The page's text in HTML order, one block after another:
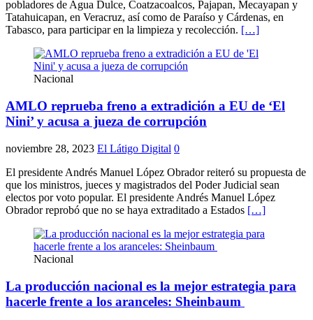
pobladores de Agua Dulce, Coatzacoalcos, Pajapan, Mecayapan y
Tatahuicapan, en Veracruz, así como de Paraíso y Cárdenas, en
Tabasco, para participar en la limpieza y recolección. […]
Nacional
AMLO reprueba freno a extradición a EU de ‘El
Nini’ y acusa a jueza de corrupción
noviembre 28, 2023 El Látigo Digital 0
El presidente Andrés Manuel López Obrador reiteró su propuesta de
que los ministros, jueces y magistrados del Poder Judicial sean
electos por voto popular. El presidente Andrés Manuel López
Obrador reprobó que no se haya extraditado a Estados […]
Nacional
La producción nacional es la mejor estrategia para
hacerle frente a los aranceles: Sheinbaum